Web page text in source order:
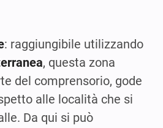
: raggiungibile utilizzando
, questa zona
del comprensorio, gode
alle località che si
Da qui si può